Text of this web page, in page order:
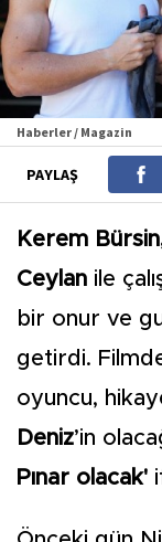
Haberler / Magazin
PAYLAŞ
Kerem
Ceylan ile
bir onur ve
getirdi.
oyuncu,
Deniz’in
Pınar olacak'